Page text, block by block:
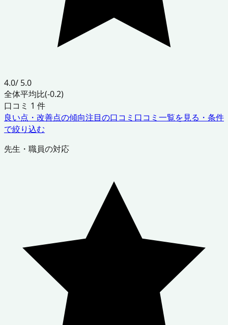
4.0/ 5.0
全体平均比(-0.2)
口コミ 1 件
良い点・改善点の傾向注目の口コミ 口コミ一覧を見る・条件
で絞り込む
先生・職員の対応